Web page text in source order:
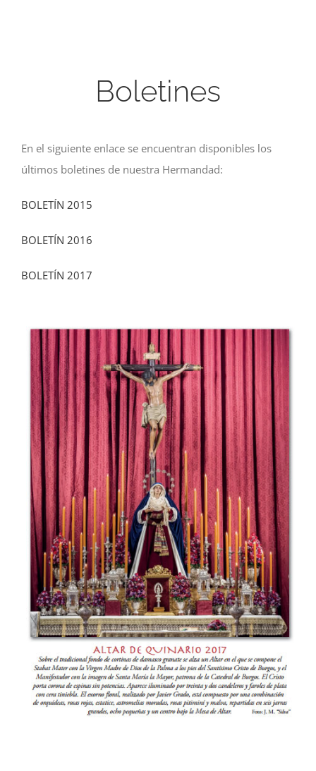
Boletines
En el siguiente enlace se encuentran disponibles los
últimos boletines de nuestra Hermandad:
BOLETÍN 2015
BOLETÍN 2016
BOLETÍN 2017